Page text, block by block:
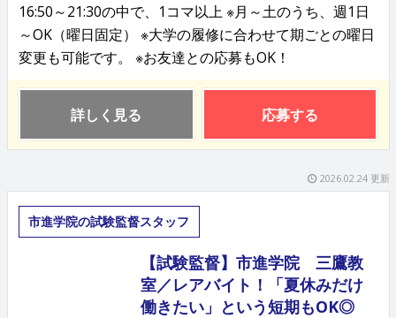
16:50～21:30の中で、1コマ以上 ※月～土のうち、週1日
～OK（曜日固定） ※大学の履修に合わせて期ごとの曜日
変更も可能です。 ※お友達との応募もOK！
詳しく見る 応募する
2026.02.24 更新
市進学院の試験監督スタッフ
【試験監督】市進学院 三鷹教
室／レアバイト！「夏休みだけ
働きたい」という短期もOK◎